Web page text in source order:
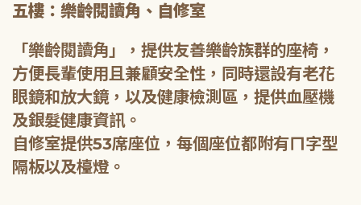
五樓：樂齡閱讀角、自修室
「樂齡閱讀角」，提供友善樂齡族群的座椅，
方便長輩使用且兼顧安全性，同時還設有老花
眼鏡和放大鏡，以及健康檢測區，提供血壓機
及銀髮健康資訊。
自修室提供53席座位，每個座位都附有ㄇ字型